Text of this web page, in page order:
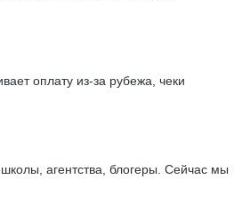
оплату из-за рубежа, чеки
агентства, блогеры. Сейчас мы